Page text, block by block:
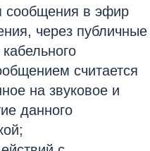
сообщения в эфир
через публичные
считается
на звуковое и
данного